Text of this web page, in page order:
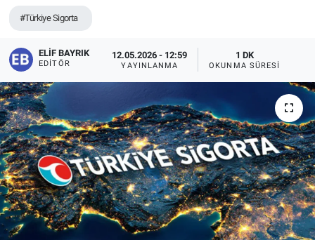
#Türkiye Sigorta
ELIF BAYRIK
EDITÖR
12.05.2026 - 12:59
YAYINLANMA
1 DK
OKUNMA SÜRESI